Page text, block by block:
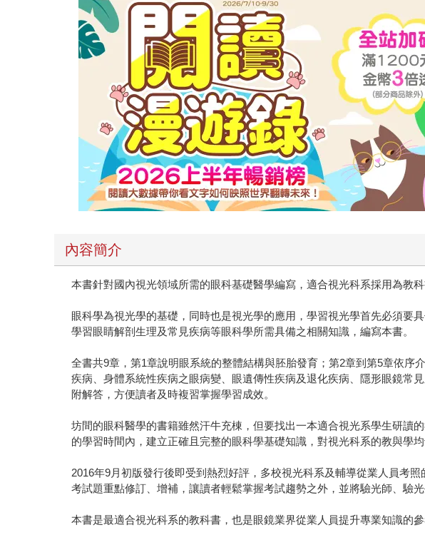
內容簡介
本書針對國內視光領域所需的眼科基礎醫學編寫，適合視光科系採用為教
眼科學為視光學的基礎，同時也是視光學的應用，學習視光學首先必須要
學習眼睛解剖生理及常見疾病等眼科學所需具備之相關知識，編寫本書。
全書共9章，第1章說明眼系統的整體結構與胚胎發育；第2章到第5章依
疾病、身體系統性疾病之眼病變、眼遺傳性疾病及退化疾病、隱形眼鏡常
附解答，方便讀者及時複習掌握學習成效。
坊間的眼科醫學的書籍雖然汗牛充棟，但要找出一本適合視光系學生研讀
的學習時間內，建立正確且完整的眼科學基礎知識，對視光科系的教與學
2016年9月初版發行後即受到熱烈好評，多校視光科系及輔導從業人員考
考試題重點修訂、增補，讓讀者輕鬆掌握考試趨勢之外，並將驗光師、驗
本書是最適合視光科系的教科書，也是眼鏡業界從業人員提升專業知識的